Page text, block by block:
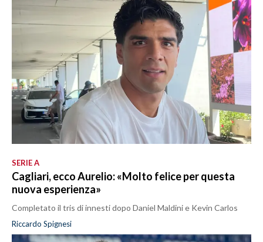
SERIE A
Cagliari, ecco Aurelio: «Molto felice per questa
nuova esperienza»
Completato il tris di innesti dopo Daniel Maldini e Kevin Carlos
Riccardo Spignesi